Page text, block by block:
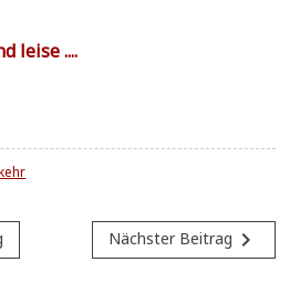
leise ....
Nächster Beitrag navigate_next